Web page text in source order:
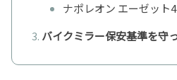
ナポレオン エーゼット
バイクミラー保安基準を守